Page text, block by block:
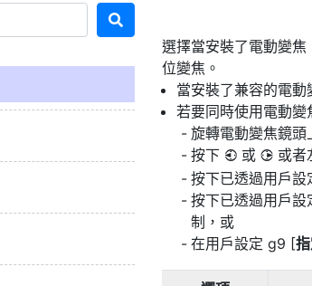
選擇當安裝了電動變
位變焦。
當安裝了兼容的電
若要同時使用電動變
旋轉電動變焦鏡頭
按下 4 或 2 或者
按下已透過用戶
按下已透過用戶
制，或
在用戶設定 g9 [